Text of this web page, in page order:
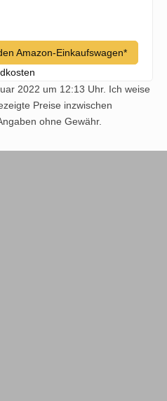
Amazon-Einkaufswagen*
2022 um 12:13 Uhr. Ich weise
Preise inzwischen
ohne Gewähr.